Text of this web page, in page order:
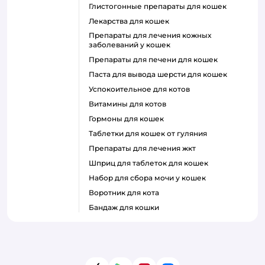
глистогонные препараты для кошек
лекарства для кошек
препараты для лечения кожных
заболеваний у кошек
препараты для печени для кошек
паста для вывода шерсти для кошек
успокоительное для котов
витамины для котов
гормоны для кошек
таблетки для кошек от гуляния
препараты для лечения жкт
шприц для таблеток для кошек
набор для сбора мочи у кошек
воротник для кота
бандаж для кошки